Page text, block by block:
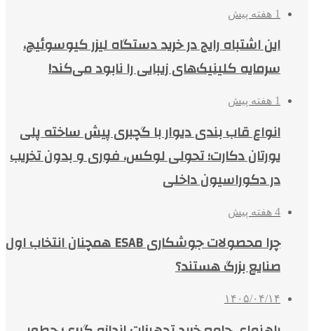
1 هفته پیش
این اشتباه رایج در خرید دستگاه لیزر کیوسوئیچ،
سرمایه کلینیک‌های زیبایی را نابود می‌کند!
1 هفته پیش
انواع قاب بندی دیوار با گچبری پیش ساخته پلی
یورتان دکارت؛ تحولی لوکس، فوری و بدون تخریب
در دکوراسیون داخلی
4 هفته پیش
چرا محصولات جوشکاری ESAB همچنان انتخاب اول
صنایع بزرگ هستند؟
۱۴۰۵/۰۴/۱۴